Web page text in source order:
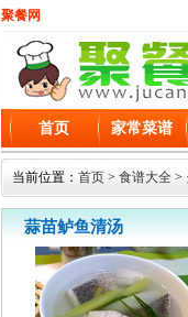
聚餐网
首页 家常菜谱
当前位置： 首页 > 食谱大全 >
蒜苗鲈鱼清汤